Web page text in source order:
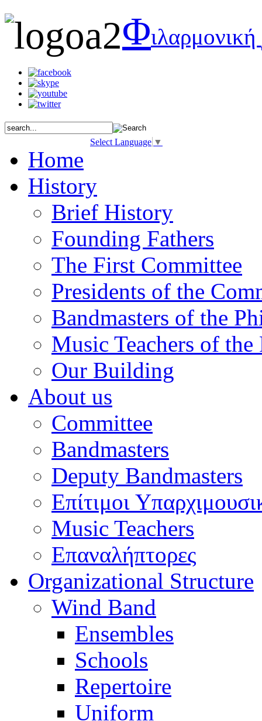
Φιλαρμονική
Select Language ▼
Home
History
Brief History
Founding Fathers
The First Committee
Presidents of the
Bandmasters of the
Music Teachers of
Our Building
About us
Committee
Bandmasters
Deputy Bandmasters
Επίτιμοι
Music Teachers
Επαναλήπτορες
Organizational Structure
Wind Band
Ensembles
Schools
Repertoire
Uniform